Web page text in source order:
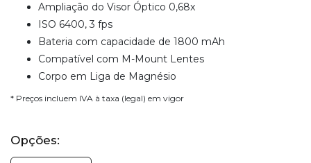
Ampliação do Visor Óptico 0,68x
ISO 6400, 3 fps
Bateria com capacidade de 1800 mAh
Compatível com M-Mount Lentes
Corpo em Liga de Magnésio
* Preços incluem IVA à taxa (legal) em vigor
Opções: